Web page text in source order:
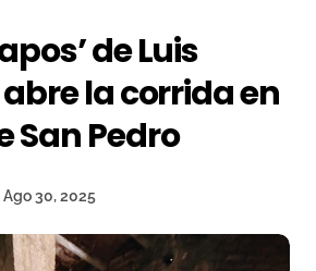
de Luis
la corrida en
San Pedro
Ago 30, 2025